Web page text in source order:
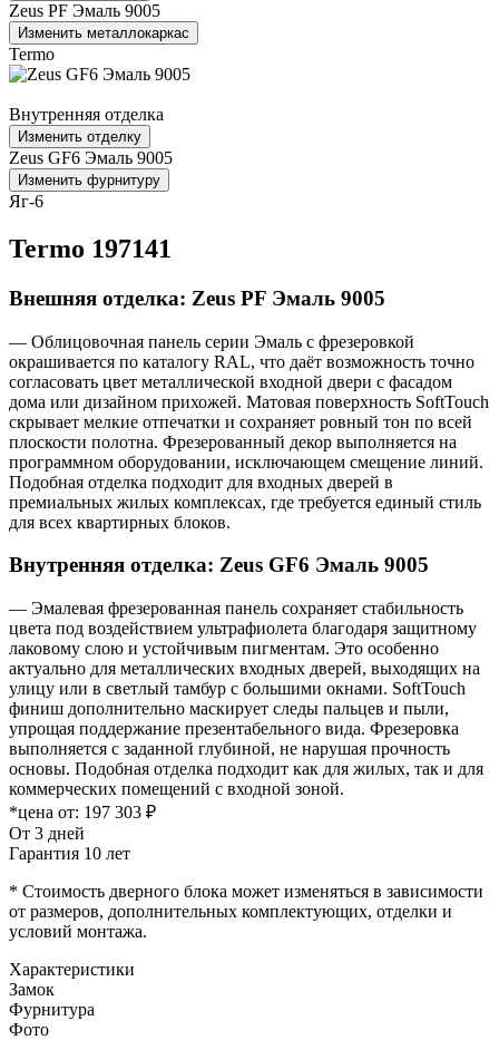
Zeus PF Эмаль 9005
Изменить металлокаркас
Termo
Внутренняя отделка
Изменить отделку
Zeus GF6 Эмаль 9005
Изменить фурнитуру
Яг-6
Termo 197141
Внешняя отделка: Zeus PF Эмаль 9005
— Облицовочная панель серии Эмаль с фрезеровкой
окрашивается по каталогу RAL, что даёт возможность точно
согласовать цвет металлической входной двери с фасадом
дома или дизайном прихожей. Матовая поверхность SoftTouch
скрывает мелкие отпечатки и сохраняет ровный тон по всей
плоскости полотна. Фрезерованный декор выполняется на
программном оборудовании, исключающем смещение линий.
Подобная отделка подходит для входных дверей в
премиальных жилых комплексах, где требуется единый стиль
для всех квартирных блоков.
Внутренняя отделка: Zeus GF6 Эмаль 9005
— Эмалевая фрезерованная панель сохраняет стабильность
цвета под воздействием ультрафиолета благодаря защитному
лаковому слою и устойчивым пигментам. Это особенно
актуально для металлических входных дверей, выходящих на
улицу или в светлый тамбур с большими окнами. SoftTouch
финиш дополнительно маскирует следы пальцев и пыли,
упрощая поддержание презентабельного вида. Фрезеровка
выполняется с заданной глубиной, не нарушая прочность
основы. Подобная отделка подходит как для жилых, так и для
коммерческих помещений с входной зоной.
*цена от: 197 303 ₽
От 3 дней
Гарантия 10 лет
* Стоимость дверного блока может изменяться в зависимости
от размеров, дополнительных комплектующих, отделки и
условий монтажа.
Характеристики
Замок
Фурнитура
Фото